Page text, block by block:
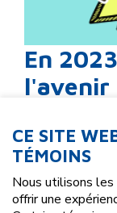
En
l'avenir
Construire
2024. Inspirant
Cliquez ici
CE SITE
TÉMOINS
Nous utilisons les
offrir une